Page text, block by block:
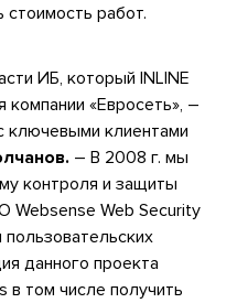
работ.
ИБ, который INLINE
компании «Евросеть», –
ключевыми клиентами
– В 2008 г. мы
контроля и защиты
Websense Web Security
данного проекта
в том числе получить